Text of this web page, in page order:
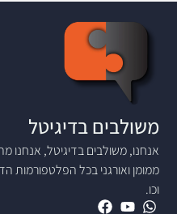
משולבים בדיגיטל
אנחנו, משולבים בדיגיטל, אנחנו
ממומן ואורגני בכל הפלטפורמות
וכו.